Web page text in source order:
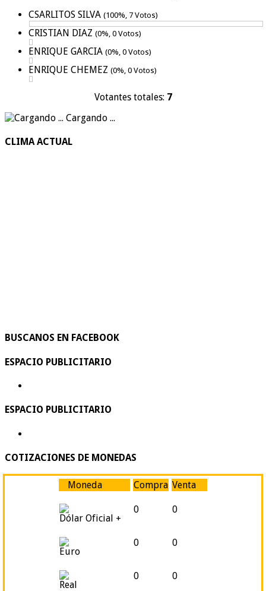
CSARLITOS SILVA (100%, 7 Votos)
CRISTIAN DIAZ (0%, 0 Votos)
ENRIQUE GARCIA (0%, 0 Votos)
ENRIQUE CHEMEZ (0%, 0 Votos)
Votantes totales: 7
Cargando ...
CLIMA ACTUAL
BUSCANOS EN FACEBOOK
ESPACIO PUBLICITARIO
ESPACIO PUBLICITARIO
COTIZACIONES DE MONEDAS
Moneda Compra Venta
Dólar Oficial +
0 0
Euro
0 0
Real
0 0